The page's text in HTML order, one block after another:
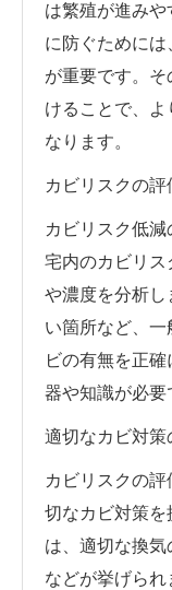
は繁殖が進み
に防ぐために
が重要です。
けることで、よ
なります。
カビリスクの評
カビリスク低
宅内のカビリ
や濃度を分析し
い箇所など、
ビの有無を正
器や知識が必要
適切なカビ対策
カビリスクの
切なカビ対策
は、適切な換
などが挙げら